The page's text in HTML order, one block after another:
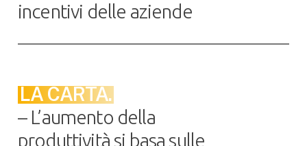
incentivi delle aziende
LA CARTA.
– L’aumento della
produttività si basa sulle